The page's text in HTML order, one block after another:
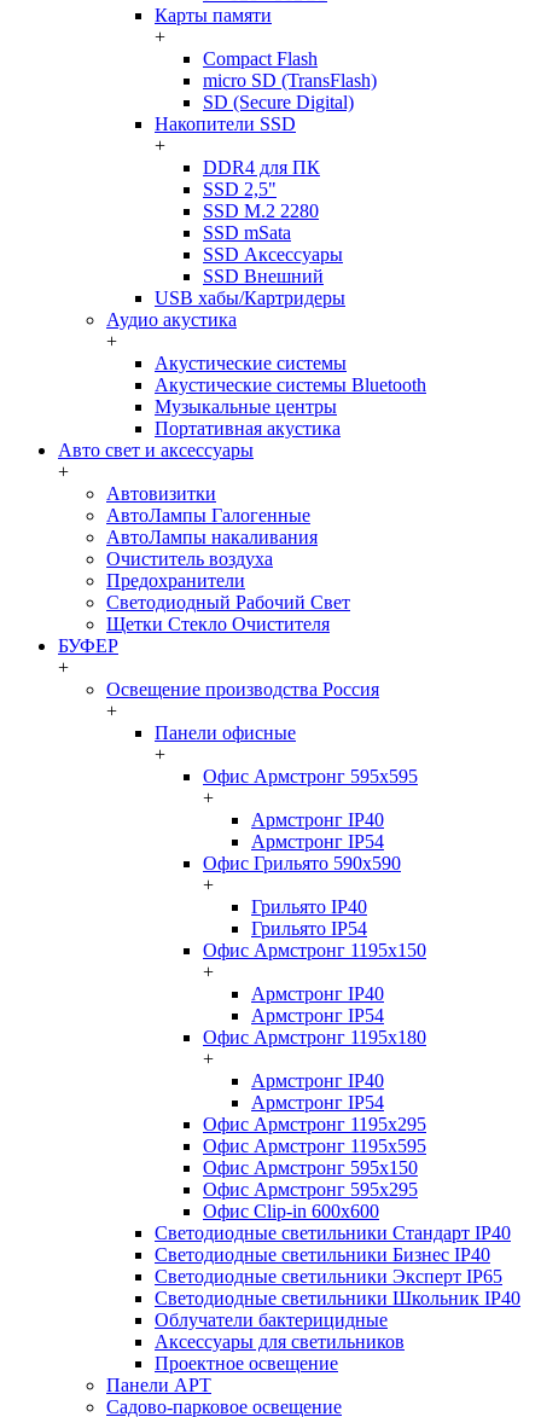
Карты памяти
+
Compact Flash
micro SD (TransFlash)
SD (Secure Digital)
Накопители SSD
+
DDR4 для ПК
SSD 2,5"
SSD M.2 2280
SSD mSata
SSD Аксессуары
SSD Внешний
USB хабы/Картридеры
Аудио акустика
+
Акустические системы
Акустические системы Bluetooth
Музыкальные центры
Портативная акустика
Авто свет и аксессуары
+
Автовизитки
АвтоЛампы Галогенные
АвтоЛампы накаливания
Очиститель воздуха
Предохранители
Светодиодный Рабочий Свет
Щетки Стекло Очистителя
БУФЕР
+
Освещение производства Россия
+
Панели офисные
+
Офис Армстронг 595x595
+
Армстронг IP40
Армстронг IP54
Офис Грильято 590x590
+
Грильято IP40
Грильято IP54
Офис Армстронг 1195x150
+
Армстронг IP40
Армстронг IP54
Офис Армстронг 1195x180
+
Армстронг IP40
Армстронг IP54
Офис Армстронг 1195x295
Офис Армстронг 1195x595
Офис Армстронг 595x150
Офис Армстронг 595x295
Офис Clip-in 600x600
Светодиодные светильники Стандарт IP40
Светодиодные светильники Бизнес IP40
Светодиодные светильники Эксперт IP65
Светодиодные светильники Школьник IP40
Облучатели бактерицидные
Аксессуары для светильников
Проектное освещение
Панели АРТ
Садово-парковое освещение